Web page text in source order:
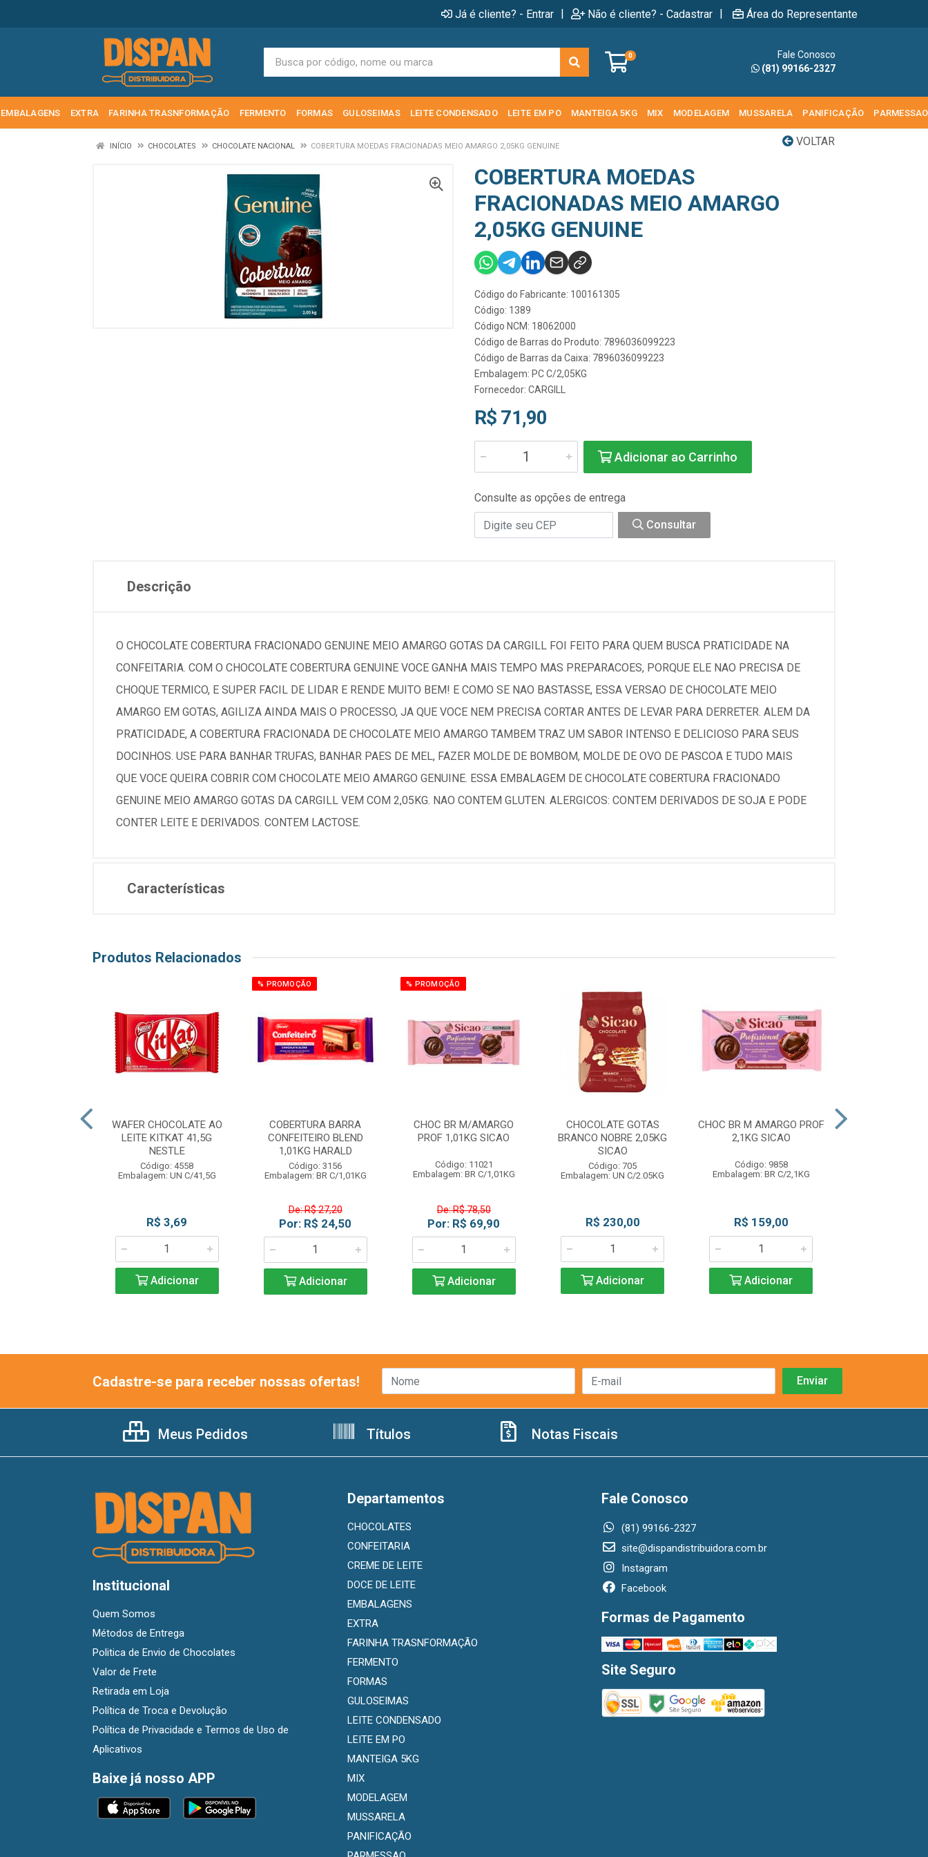
Já é cliente? - Entrar | Não é cliente? - Cadastrar | Área do Representante
0
Fale Conosco
(81) 99166-2327
EMBALAGENS EXTRA FARINHA TRASNFORMAÇÃO FERMENTO FORMAS GULOSEIMAS LEITE CONDENSADO LEITE EM PO MANTEIGA 5KG MIX MODELAGEM MUSSARELA PANIFICAÇÃO PARMESSAO
VOLTAR
INÍCIO CHOCOLATES CHOCOLATE NACIONAL COBERTURA MOEDAS FRACIONADAS MEIO AMARGO 2,05KG GENUINE
COBERTURA MOEDAS
FRACIONADAS MEIO AMARGO
2,05KG GENUINE
Código do Fabricante: 100161305
Código: 1389
Código NCM: 18062000
Código de Barras do Produto: 7896036099223
Código de Barras da Caixa: 7896036099223
Embalagem: PC C/2,05KG
Fornecedor: CARGILL
R$ 71,90
Adicionar ao Carrinho
Consulte as opções de entrega
Consultar
Descrição
O CHOCOLATE COBERTURA FRACIONADO GENUINE MEIO AMARGO GOTAS DA CARGILL FOI FEITO PARA QUEM BUSCA PRATICIDADE NA
CONFEITARIA. COM O CHOCOLATE COBERTURA GENUINE VOCE GANHA MAIS TEMPO MAS PREPARACOES, PORQUE ELE NAO PRECISA DE
CHOQUE TERMICO, E SUPER FACIL DE LIDAR E RENDE MUITO BEM! E COMO SE NAO BASTASSE, ESSA VERSAO DE CHOCOLATE MEIO
AMARGO EM GOTAS, AGILIZA AINDA MAIS O PROCESSO, JA QUE VOCE NEM PRECISA CORTAR ANTES DE LEVAR PARA DERRETER. ALEM DA
PRATICIDADE, A COBERTURA FRACIONADA DE CHOCOLATE MEIO AMARGO TAMBEM TRAZ UM SABOR INTENSO E DELICIOSO PARA SEUS
DOCINHOS. USE PARA BANHAR TRUFAS, BANHAR PAES DE MEL, FAZER MOLDE DE BOMBOM, MOLDE DE OVO DE PASCOA E TUDO MAIS
QUE VOCE QUEIRA COBRIR COM CHOCOLATE MEIO AMARGO GENUINE. ESSA EMBALAGEM DE CHOCOLATE COBERTURA FRACIONADO
GENUINE MEIO AMARGO GOTAS DA CARGILL VEM COM 2,05KG. NAO CONTEM GLUTEN. ALERGICOS: CONTEM DERIVADOS DE SOJA E PODE
CONTER LEITE E DERIVADOS. CONTEM LACTOSE.
Características
Produtos Relacionados
WAFER CHOCOLATE AO
LEITE KITKAT 41,5G
NESTLE
Código: 4558
Embalagem: UN C/41,5G
R$ 3,69
Adicionar
% PROMOÇÃO
COBERTURA BARRA
CONFEITEIRO BLEND
1,01KG HARALD
Código: 3156
Embalagem: BR C/1,01KG
De: R$ 27,20
Por: R$ 24,50
Adicionar
% PROMOÇÃO
CHOC BR M/AMARGO
PROF 1,01KG SICAO
Código: 11021
Embalagem: BR C/1,01KG
De: R$ 78,50
Por: R$ 69,90
Adicionar
CHOCOLATE GOTAS
BRANCO NOBRE 2,05KG
SICAO
Código: 705
Embalagem: UN C/2.05KG
R$ 230,00
Adicionar
CHOC BR M AMARGO PROF
2,1KG SICAO
Código: 9858
Embalagem: BR C/2,1KG
R$ 159,00
Adicionar
Cadastre-se para receber nossas ofertas!
Meus Pedidos Títulos Notas Fiscais
Institucional
Quem Somos
Métodos de Entrega
Politica de Envio de Chocolates
Valor de Frete
Retirada em Loja
Política de Troca e Devolução
Política de Privacidade e Termos de Uso de
Aplicativos
Baixe já nosso APP
Departamentos
CHOCOLATES
CONFEITARIA
CREME DE LEITE
DOCE DE LEITE
EMBALAGENS
EXTRA
FARINHA TRASNFORMAÇÃO
FERMENTO
FORMAS
GULOSEIMAS
LEITE CONDENSADO
LEITE EM PO
MANTEIGA 5KG
MIX
MODELAGEM
MUSSARELA
PANIFICAÇÃO
Fale Conosco
(81) 99166-2327
site@dispandistribuidora.com.br
Instagram
Facebook
Formas de Pagamento
Site Seguro